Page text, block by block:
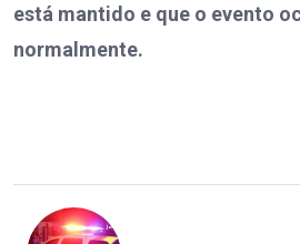
está mantido e que o evento
normalmente.